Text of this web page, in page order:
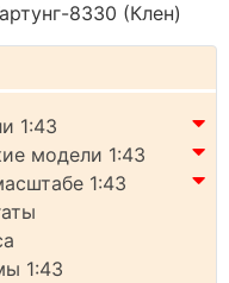
8330 (Клен)
1:43
модели 1:43
1:43
1:43